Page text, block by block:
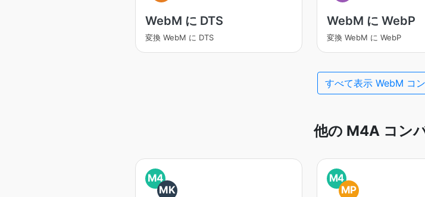
WebM に DTS
変換 WebM に DTS
WebM に WebP
変換 WebM に WebP
すべて表示 WebM コ
他の M4A コン
M4
MK
M4
MP